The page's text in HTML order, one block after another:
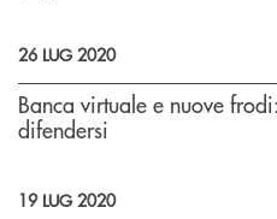
26 LUG 2020
Banca virtuale e nuove
difendersi
19 LUG 2020